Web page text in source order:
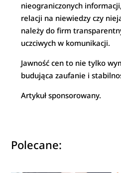
nieograniczonych
relacji na niewiedzy czy
należy do firm
uczciwych w komunikacji.
Jawność cen to nie tylko
budująca zaufanie i
Artykuł sponsorowany.
Polecane: